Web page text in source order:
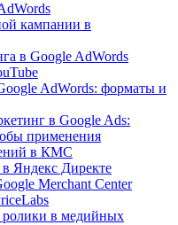
кампании в
в Google AdWords
AdWords: форматы и
в Google Ads:
применения
в КМС
в Яндекс Директе
Merchant Center
в медийных